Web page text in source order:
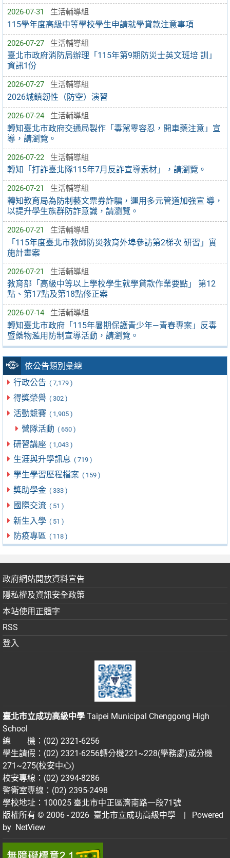
2026-07-31 生活輔導組
115學年度高級中等學校學生申請就學貸款注意事項
2026-07-27 生活輔導組
臺北市政府消防局辦理「115年第9期防災士英文班培 訓」
資訊1份
2026-07-27 生活輔導組
2026城鎮韌性（防空）演習
2026-07-24 生活輔導組
轉知臺北市政府交通局製作「毒駕零容忍，開車藥注意」宣
導，請瀏覽。
2026-07-22 生活輔導組
轉知「打詐臺北隊115年7月反詐宣導素材」，請瀏覽。
2026-07-21 生活輔導組
轉知教育局為防制藝文票券詐騙，運用多元管道加強宣 導，
以提升學生族群防詐意識，請瀏覽。
2026-07-21 生活輔導組
「115年度臺北市教師防災教育外埠參訪第2梯次 研習」實
施計畫案
2026-07-21 生活輔導組
教育部「高級中等以上學校學生就學貸款作業要點」 第12
點、第17點及第18點修正案
2026-07-14 生活輔導組
轉知臺北市政府「115年暑期保護青少年—青春專案」反毒
暨藥物濫用防制宣導活動，請瀏覽。
依公告類別彙總
行政公告 ( 7,179 )
得獎榮譽 ( 302 )
活動競賽 ( 1,905 )
營隊活動 ( 650 )
研習講座 ( 1,043 )
生涯與升學訊息 ( 719 )
學生學習歷程檔案 ( 159 )
獎助學金 ( 333 )
國際交流 ( 51 )
新生入學 ( 51 )
防疫專區 ( 118 )
政府網站開放資料宣告
隱私權及資訊安全政策
本站使用正體字
RSS
登入
臺北市立成功高級中學 Taipei Municipal Chenggong High
School
總 機：(02) 2321-6256
學生請假：(02) 2321-6256轉分機221~228(學務處)或分機
271~275(校安中心)
校安專線：(02) 2394-8286
警衛室專線：(02) 2395-2498
學校地址：100025 臺北市中正區濟南路一段71號
版權所有 © 2006 - 2026 臺北市立成功高級中學
| Powered
by NetView